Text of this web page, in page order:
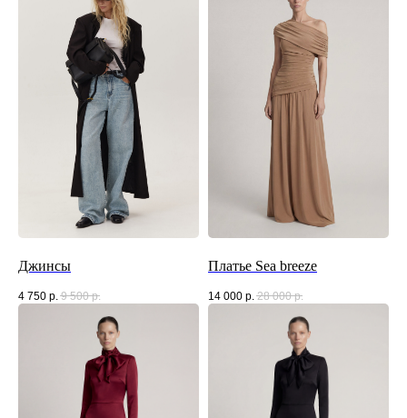
Джинсы
4 750 р. 9 500 р.
Платье Sea breeze
14 000 р. 28 000 р.